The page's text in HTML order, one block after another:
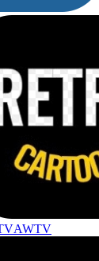
AWTV